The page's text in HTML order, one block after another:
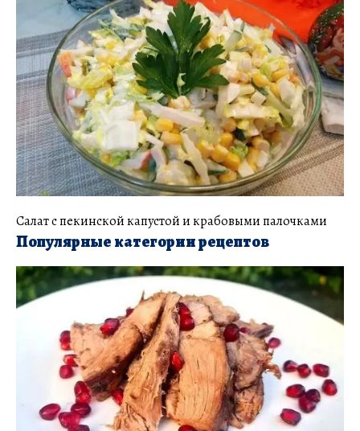
Салат с пекинской капустой и крабовыми палочками
Популярные категории рецептов